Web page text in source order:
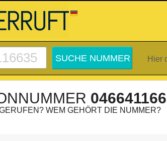
Hier
WEM GEHÖRT DIE NUMMER?